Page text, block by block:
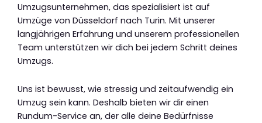
Umzugsunternehmen, das spezialisiert ist auf
Umzüge von Düsseldorf nach Turin. Mit unserer
langjährigen Erfahrung und unserem professionellen
Team unterstützen wir dich bei jedem Schritt deines
Umzugs.
Uns ist bewusst, wie stressig und zeitaufwendig ein
Umzug sein kann. Deshalb bieten wir dir einen
Rundum-Service an, der alle deine Bedürfnisse